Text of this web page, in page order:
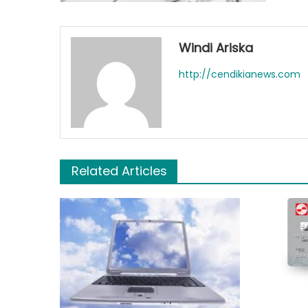
Windi Ariska
http://cendikianews.com
Related Articles